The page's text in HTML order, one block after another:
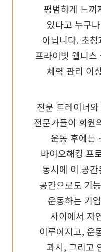
평범하게 느껴
있다고 누구
아닙니다. 초
프라이빗 웰니
체력 관리 이
전문 트레이너
전문가들이 회원
운동 후에는
바이오해킹 프
동시에 이 공
공간으로도 기
운동하는 기
사이에서 자
이루어지고, 운
과시, 그리고